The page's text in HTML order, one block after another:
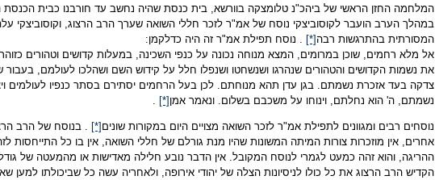
המלחמה החזן הראשי של ביהכ"נ טלומצקה בוורשא, בית כנסת שהיה נחשב עד חורבנו כבית הכנסת
במהלך הערב הועבר לקוסוביצקי נוסח של אמ"ר לזכר חללי השואה שערך הרב הרצוג, וקוסוביצקי
המסורתית בהתרגשות רבה [*]
. נוסח תפילת אמ"ר זה היה כדלקמן:
אל מלא רחמים, שוכן במרומים, המצא מנוחה נכונה על כנפי השכינה, במעלות קדושים וטהורים כזוהר
את נשמות הקדושים והטהורים שנהרגו ושנשחטו ושנפלו חלל על קידוש השם ושהלכו לעולמם, בעבור
צדקה בעד אזכרת נשמתם. בגן עדן תהא מנוחתם. לכן בעל הרחמים יסתירם בסתר כנפיו לעולמים
נשמתם, ה' הוא נחלתם, וינוחו על משכבם בשלום. ונאמר אמן [*]
נוסחים רבים ומגוונים לתפילת אמ"ר לזכר השואה מצויים היום במקורות שונים [*]
. בנוסח של הרב
אחרים, אין מוזכרות צורות המיתה המשונות שהיו מנת גורלם של חללי השואה, אין בו כל התייחסות
ההריגה, והוא זהה כמעט לגמרי לנוסח המקובל. אין הדבר נובע חלילה מאדישות או מהמעטה של
הקדיש הרב הרצוג את כל כולו לניסיונות הצלה של יהודי אירופה, ולאחריה עשה כל שביכולתו למען